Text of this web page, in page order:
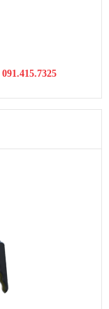
091.415.7325